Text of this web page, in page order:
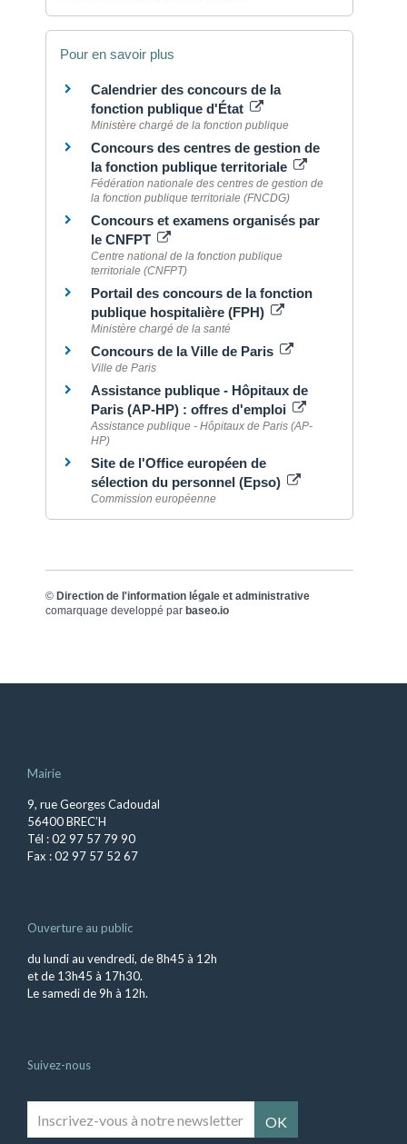
Pour en savoir plus
Calendrier des concours de la
fonction publique d'État
Ministère chargé de la fonction publique
Concours des centres de gestion de
la fonction publique territoriale
Fédération nationale des centres de gestion de
la fonction publique territoriale (FNCDG)
Concours et examens organisés par
le CNFPT
Centre national de la fonction publique
territoriale (CNFPT)
Portail des concours de la fonction
publique hospitalière (FPH)
Ministère chargé de la santé
Concours de la Ville de Paris
Ville de Paris
Assistance publique - Hôpitaux de
Paris (AP-HP) : offres d'emploi
Assistance publique - Hôpitaux de Paris (AP-
HP)
Site de l'Office européen de
sélection du personnel (Epso)
Commission européenne
© Direction de l'information légale et administrative
comarquage developpé par baseo.io
Mairie
9, rue Georges Cadoudal
56400 BREC’H
Tél : 02 97 57 79 90
Fax : 02 97 57 52 67
Ouverture au public
du lundi au vendredi, de 8h45 à 12h
et de 13h45 à 17h30.
Le samedi de 9h à 12h.
Suivez-nous
vous